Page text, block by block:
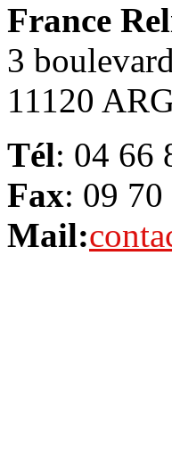
France
3
11120
Tél: 04 66
Fax: 09
Mail: